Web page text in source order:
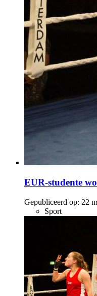
EUR-studente
Gepubliceerd op: 22
Sport